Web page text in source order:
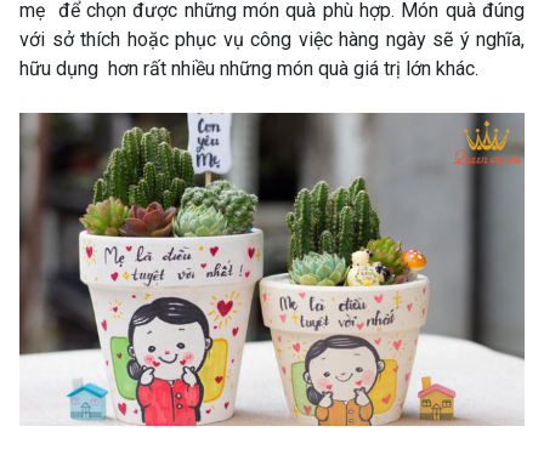
mẹ để chọn được những món quà phù hợp. Món quà đúng
với sở thích hoặc phục vụ công việc hàng ngày sẽ ý nghĩa,
hữu dụng hơn rất nhiều những món quà giá trị lớn khác.